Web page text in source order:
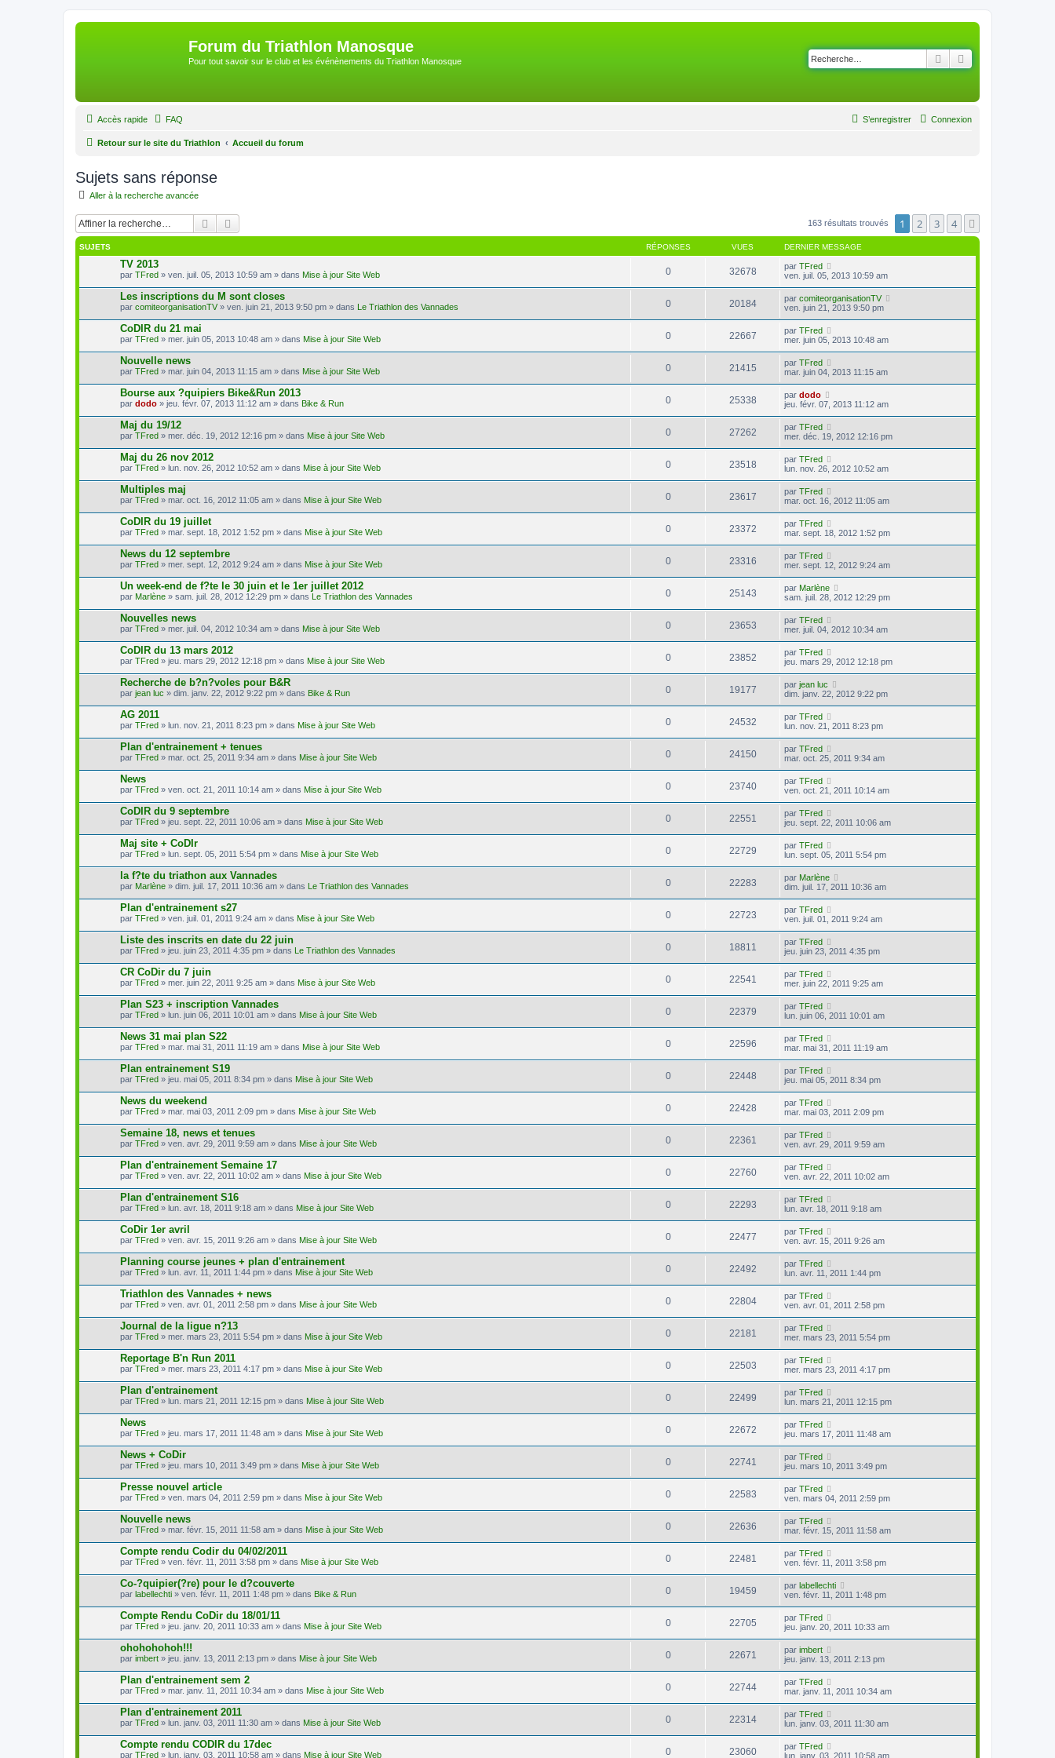
Forum du Triathlon Manosque
Pour tout savoir sur le club et les événènements du Triathlon Manosque Rechercher
Accès rapide FAQ Connexion
S’enregistrer
Retour sur le site du Triathlon Accueil du forum
Sujets sans réponse
Aller à la recherche avancée
Rechercher 163 résultats trouvés 1 2 3 4
SUJETS RÉPONSES VUES DERNIER MESSAGE
TV 2013
par TFred » ven. juil. 05, 2013 10:59 am » dans Mise à jour Site Web 0 32678 par TFred
ven. juil. 05, 2013 10:59 am
Les inscriptions du M sont closes
par comiteorganisationTV » ven. juin 21, 2013 9:50 pm » dans Le Triathlon des Vannades 0 20184 par comiteorganisationTV
ven. juin 21, 2013 9:50 pm
CoDIR du 21 mai
par TFred » mer. juin 05, 2013 10:48 am » dans Mise à jour Site Web 0 22667 par TFred
mer. juin 05, 2013 10:48 am
Nouvelle news
par TFred » mar. juin 04, 2013 11:15 am » dans Mise à jour Site Web 0 21415 par TFred
mar. juin 04, 2013 11:15 am
Bourse aux ?quipiers Bike&Run 2013
par dodo » jeu. févr. 07, 2013 11:12 am » dans Bike & Run 0 25338 par dodo
jeu. févr. 07, 2013 11:12 am
Maj du 19/12
par TFred » mer. déc. 19, 2012 12:16 pm » dans Mise à jour Site Web 0 27262 par TFred
mer. déc. 19, 2012 12:16 pm
Maj du 26 nov 2012
par TFred » lun. nov. 26, 2012 10:52 am » dans Mise à jour Site Web 0 23518 par TFred
lun. nov. 26, 2012 10:52 am
Multiples maj
par TFred » mar. oct. 16, 2012 11:05 am » dans Mise à jour Site Web 0 23617 par TFred
mar. oct. 16, 2012 11:05 am
CoDIR du 19 juillet
par TFred » mar. sept. 18, 2012 1:52 pm » dans Mise à jour Site Web 0 23372 par TFred
mar. sept. 18, 2012 1:52 pm
News du 12 septembre
par TFred » mer. sept. 12, 2012 9:24 am » dans Mise à jour Site Web 0 23316 par TFred
mer. sept. 12, 2012 9:24 am
Un week-end de f?te le 30 juin et le 1er juillet 2012
par Marlène » sam. juil. 28, 2012 12:29 pm » dans Le Triathlon des Vannades 0 25143 par Marlène
sam. juil. 28, 2012 12:29 pm
Nouvelles news
par TFred » mer. juil. 04, 2012 10:34 am » dans Mise à jour Site Web 0 23653 par TFred
mer. juil. 04, 2012 10:34 am
CoDIR du 13 mars 2012
par TFred » jeu. mars 29, 2012 12:18 pm » dans Mise à jour Site Web 0 23852 par TFred
jeu. mars 29, 2012 12:18 pm
Recherche de b?n?voles pour B&R
par jean luc » dim. janv. 22, 2012 9:22 pm » dans Bike & Run 0 19177 par jean luc
dim. janv. 22, 2012 9:22 pm
AG 2011
par TFred » lun. nov. 21, 2011 8:23 pm » dans Mise à jour Site Web 0 24532 par TFred
lun. nov. 21, 2011 8:23 pm
Plan d'entrainement + tenues
par TFred » mar. oct. 25, 2011 9:34 am » dans Mise à jour Site Web 0 24150 par TFred
mar. oct. 25, 2011 9:34 am
News
par TFred » ven. oct. 21, 2011 10:14 am » dans Mise à jour Site Web 0 23740 par TFred
ven. oct. 21, 2011 10:14 am
CoDIR du 9 septembre
par TFred » jeu. sept. 22, 2011 10:06 am » dans Mise à jour Site Web 0 22551 par TFred
jeu. sept. 22, 2011 10:06 am
Maj site + CoDIr
par TFred » lun. sept. 05, 2011 5:54 pm » dans Mise à jour Site Web 0 22729 par TFred
lun. sept. 05, 2011 5:54 pm
la f?te du triathon aux Vannades
par Marlène » dim. juil. 17, 2011 10:36 am » dans Le Triathlon des Vannades 0 22283 par Marlène
dim. juil. 17, 2011 10:36 am
Plan d'entrainement s27
par TFred » ven. juil. 01, 2011 9:24 am » dans Mise à jour Site Web 0 22723 par TFred
ven. juil. 01, 2011 9:24 am
Liste des inscrits en date du 22 juin
par TFred » jeu. juin 23, 2011 4:35 pm » dans Le Triathlon des Vannades 0 18811 par TFred
jeu. juin 23, 2011 4:35 pm
CR CoDir du 7 juin
par TFred » mer. juin 22, 2011 9:25 am » dans Mise à jour Site Web 0 22541 par TFred
mer. juin 22, 2011 9:25 am
Plan S23 + inscription Vannades
par TFred » lun. juin 06, 2011 10:01 am » dans Mise à jour Site Web 0 22379 par TFred
lun. juin 06, 2011 10:01 am
News 31 mai plan S22
par TFred » mar. mai 31, 2011 11:19 am » dans Mise à jour Site Web 0 22596 par TFred
mar. mai 31, 2011 11:19 am
Plan entrainement S19
par TFred » jeu. mai 05, 2011 8:34 pm » dans Mise à jour Site Web 0 22448 par TFred
jeu. mai 05, 2011 8:34 pm
News du weekend
par TFred » mar. mai 03, 2011 2:09 pm » dans Mise à jour Site Web 0 22428 par TFred
mar. mai 03, 2011 2:09 pm
Semaine 18, news et tenues
par TFred » ven. avr. 29, 2011 9:59 am » dans Mise à jour Site Web 0 22361 par TFred
ven. avr. 29, 2011 9:59 am
Plan d'entrainement Semaine 17
par TFred » ven. avr. 22, 2011 10:02 am » dans Mise à jour Site Web 0 22760 par TFred
ven. avr. 22, 2011 10:02 am
Plan d'entrainement S16
par TFred » lun. avr. 18, 2011 9:18 am » dans Mise à jour Site Web 0 22293 par TFred
lun. avr. 18, 2011 9:18 am
CoDir 1er avril
par TFred » ven. avr. 15, 2011 9:26 am » dans Mise à jour Site Web 0 22477 par TFred
ven. avr. 15, 2011 9:26 am
Planning course jeunes + plan d'entrainement
par TFred » lun. avr. 11, 2011 1:44 pm » dans Mise à jour Site Web 0 22492 par TFred
lun. avr. 11, 2011 1:44 pm
Triathlon des Vannades + news
par TFred » ven. avr. 01, 2011 2:58 pm » dans Mise à jour Site Web 0 22804 par TFred
ven. avr. 01, 2011 2:58 pm
Journal de la ligue n?13
par TFred » mer. mars 23, 2011 5:54 pm » dans Mise à jour Site Web 0 22181 par TFred
mer. mars 23, 2011 5:54 pm
Reportage B'n Run 2011
par TFred » mer. mars 23, 2011 4:17 pm » dans Mise à jour Site Web 0 22503 par TFred
mer. mars 23, 2011 4:17 pm
Plan d'entrainement
par TFred » lun. mars 21, 2011 12:15 pm » dans Mise à jour Site Web 0 22499 par TFred
lun. mars 21, 2011 12:15 pm
News
par TFred » jeu. mars 17, 2011 11:48 am » dans Mise à jour Site Web 0 22672 par TFred
jeu. mars 17, 2011 11:48 am
News + CoDir
par TFred » jeu. mars 10, 2011 3:49 pm » dans Mise à jour Site Web 0 22741 par TFred
jeu. mars 10, 2011 3:49 pm
Presse nouvel article
par TFred » ven. mars 04, 2011 2:59 pm » dans Mise à jour Site Web 0 22583 par TFred
ven. mars 04, 2011 2:59 pm
Nouvelle news
par TFred » mar. févr. 15, 2011 11:58 am » dans Mise à jour Site Web 0 22636 par TFred
mar. févr. 15, 2011 11:58 am
Compte rendu Codir du 04/02/2011
par TFred » ven. févr. 11, 2011 3:58 pm » dans Mise à jour Site Web 0 22481 par TFred
ven. févr. 11, 2011 3:58 pm
Co-?quipier(?re) pour le d?couverte
par labellechti » ven. févr. 11, 2011 1:48 pm » dans Bike & Run 0 19459 par labellechti
ven. févr. 11, 2011 1:48 pm
Compte Rendu CoDir du 18/01/11
par TFred » jeu. janv. 20, 2011 10:33 am » dans Mise à jour Site Web 0 22705 par TFred
jeu. janv. 20, 2011 10:33 am
ohohohohoh!!!
par imbert » jeu. janv. 13, 2011 2:13 pm » dans Mise à jour Site Web 0 22671 par imbert
jeu. janv. 13, 2011 2:13 pm
Plan d'entrainement sem 2
par TFred » mar. janv. 11, 2011 10:34 am » dans Mise à jour Site Web 0 22744 par TFred
mar. janv. 11, 2011 10:34 am
Plan d'entrainement 2011
par TFred » lun. janv. 03, 2011 11:30 am » dans Mise à jour Site Web 0 22314 par TFred
lun. janv. 03, 2011 11:30 am
Compte rendu CODIR du 17dec
par TFred » lun. janv. 03, 2011 10:58 am » dans Mise à jour Site Web 0 23060 par TFred
lun. janv. 03, 2011 10:58 am